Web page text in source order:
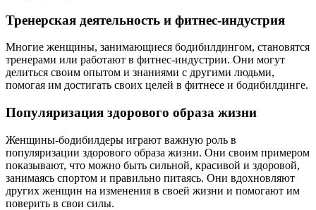
Тренерская деятельность и фитнес-индустрия
Многие женщины, занимающиеся бодибилдингом, становятся
тренерами или работают в фитнес-индустрии. Они могут
делиться своим опытом и знаниями с другими людьми,
помогая им достигать своих целей в фитнесе и бодибилдинге.
Популяризация здорового образа жизни
Женщины-бодибилдеры играют важную роль в
популяризации здорового образа жизни. Они своим примером
показывают, что можно быть сильной, красивой и здоровой,
занимаясь спортом и правильно питаясь. Они вдохновляют
других женщин на изменения в своей жизни и помогают им
поверить в свои силы.